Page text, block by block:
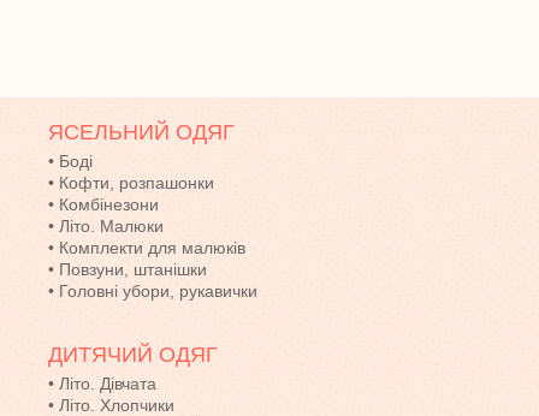
ЯСЕЛЬНИЙ ОДЯГ
• Боді
• Кофти, розпашонки
• Комбінезони
• Літо. Малюки
• Комплекти для малюків
• Повзуни, штанішки
• Головні убори, рукавички
ДИТЯЧИЙ ОДЯГ
• Літо. Дівчата
• Літо. Хлопчики